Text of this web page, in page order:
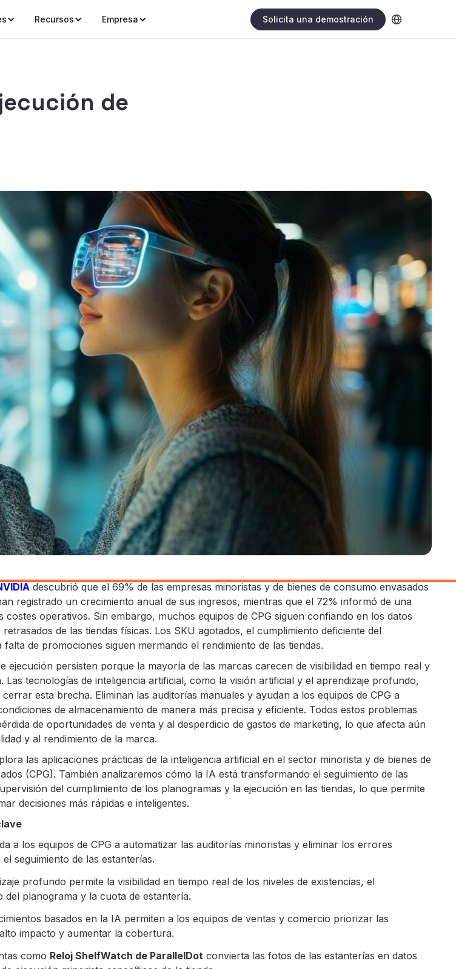
Recursos Empresa Solicita una demostración
de
descubrió que el 69% de las empresas minoristas y de bienes de consumo envasados
registrado un crecimiento anual de sus ingresos, mientras que el 72% informó de una
costes operativos. Sin embargo, muchos equipos de CPG siguen confiando en los datos
de las tiendas físicas. Los SKU agotados, el cumplimiento deficiente del
falta de promociones siguen mermando el rendimiento de las tiendas.
ejecución persisten porque la mayoría de las marcas carecen de visibilidad en tiempo real y
Las tecnologías de inteligencia artificial, como la visión artificial y el aprendizaje profundo,
esta brecha. Eliminan las auditorías manuales y ayudan a los equipos de CPG a
de almacenamiento de manera más precisa y eficiente. Todos estos problemas
de oportunidades de venta y al desperdicio de gastos de marketing, lo que afecta aún
y al rendimiento de la marca.
las aplicaciones prácticas de la inteligencia artificial en el sector minorista y de bienes de
(CPG). También analizaremos cómo la IA está transformando el seguimiento de las
del cumplimiento de los planogramas y la ejecución en las tiendas, lo que permite
decisiones más rápidas e inteligentes.
a los equipos de CPG a automatizar las auditorías minoristas y eliminar los errores
el seguimiento de las estanterías.
profundo permite la visibilidad en tiempo real de los niveles de existencias, el
del planograma y la cuota de estantería.
basados en la IA permiten a los equipos de ventas y comercio priorizar las
impacto y aumentar la cobertura.
como Reloj ShelfWatch de ParallelDot convierta las fotos de las estanterías en datos